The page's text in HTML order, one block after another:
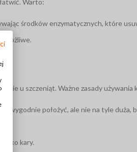
Warto:
środków enzymatycznych, które
możliwe.
u szczeniąt. Ważne zasady używania
wygodnie położyć, ale nie na tyle duża,
jako kary.